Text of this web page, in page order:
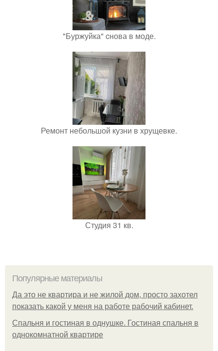
"Буржуйка" cнова в моде.
Ремонт небольшой кузни в хрущевке.
Студия 31 кв.
Популярные материалы
Да это не квартира и не жилой дом, просто захотел
показать какой у меня на работе рабочий кабинет.
Спальня и гостиная в однушке. Гостиная спальня в
однокомнатной квартире